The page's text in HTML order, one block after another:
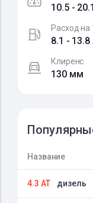
10.5 -
Расход на
8.1 - 13.8
Клиренс
130 мм
Название
4.3 AT дизель